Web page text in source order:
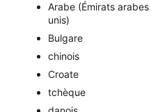
Arabe (Émirats arabes
unis)
Bulgare
chinois
Croate
tchèque